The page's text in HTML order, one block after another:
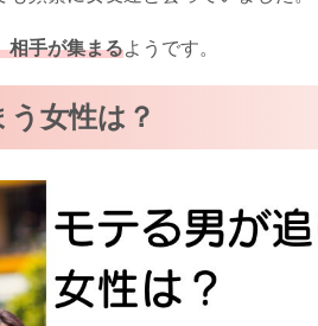
相手が集まるようです。
女性は？